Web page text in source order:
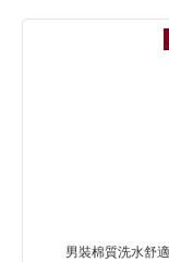
男裝棉質洗水舒